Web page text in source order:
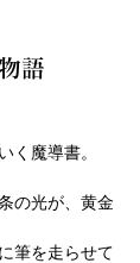
語
く魔導書。
の光が、黄金
筆を走らせて